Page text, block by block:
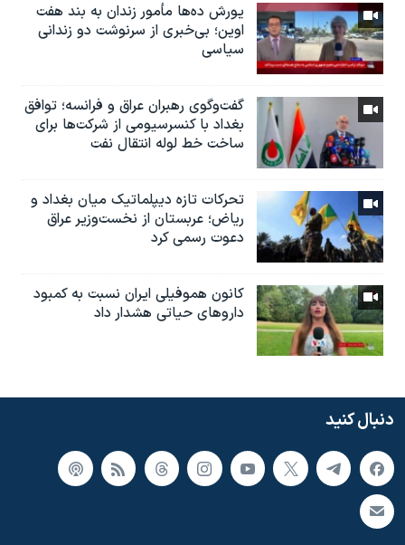
یورش ده‌ها مأمور زندان به بند هفت
اوین؛ بی‌خبری از سرنوشت دو زندانی
سیاسی
گفت‌وگوی رهبران عراق و فرانسه؛ توافق
بغداد با کنسرسیومی از شرکت‌ها برای
ساخت خط لوله انتقال نفت
تحرکات تازه دیپلماتیک میان بغداد و
ریاض؛ عربستان از نخست‌وزیر عراق
دعوت رسمی کرد
کانون هموفیلی ایران نسبت به کمبود
داروهای حیاتی هشدار داد
دنبال کنید